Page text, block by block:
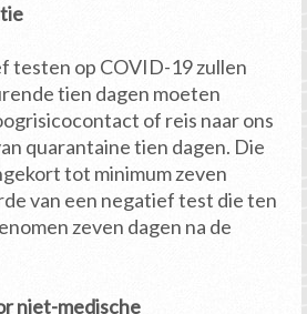
testen op COVID-19 zullen
tien dagen moeten
of reis naar ons
quarantaine tien dagen. Die
tot minimum zeven
van een negatief test die ten
zeven dagen na de
niet-medische